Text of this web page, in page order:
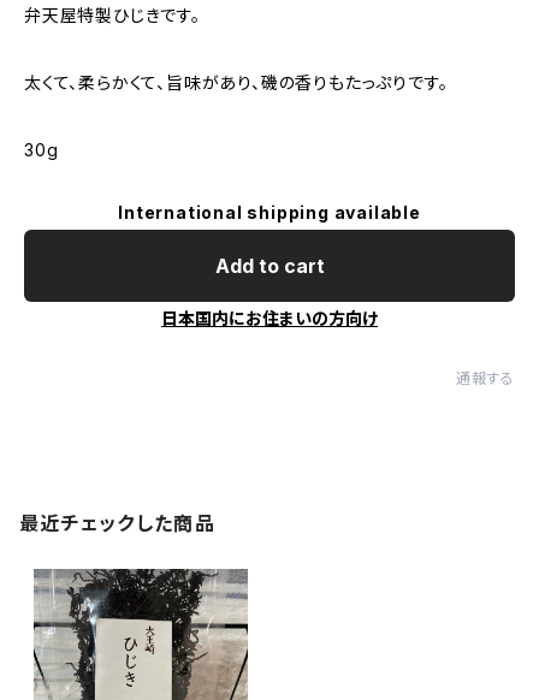
弁天屋特製ひじきです。
太くて、柔らかくて、旨味があり、磯の香りもたっぷりです。
30g
International shipping available
Add to cart
日本国内にお住まいの方向け
通報する
最近チェックした商品